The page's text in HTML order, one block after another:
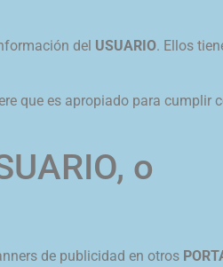
del USUARIO. Ellos
que es apropiado para cumplir
o
de publicidad en otros